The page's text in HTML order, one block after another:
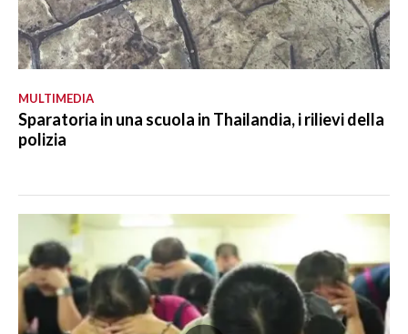
MULTIMEDIA
Sparatoria in una scuola in Thailandia, i rilievi della
polizia